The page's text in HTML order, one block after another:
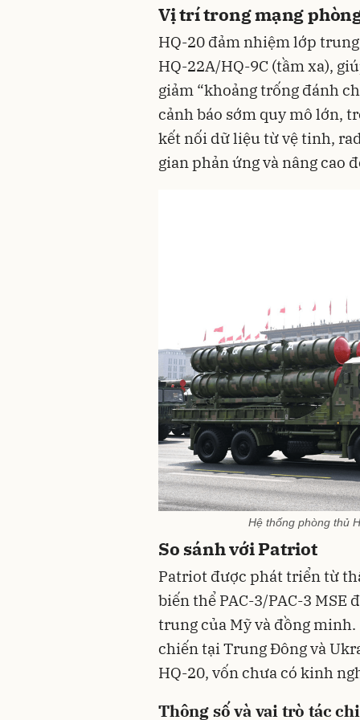
Vị trí trong mạng
HQ-20 đảm nhiệm lớp
HQ-22A/HQ-9C (tầm xa),
giảm “khoảng trống đánh
cảnh báo sớm quy mô lớn,
kết nối dữ liệu từ vệ tinh,
gian phản ứng và nâng cao
Hệ thống phòng thủ
So sánh với Patriot
Patriot được phát triển từ
biến thể PAC-3/PAC-3
trung của Mỹ và đồng
chiến tại Trung Đông và
HQ-20, vốn chưa có kinh
Thông số và vai trò tác